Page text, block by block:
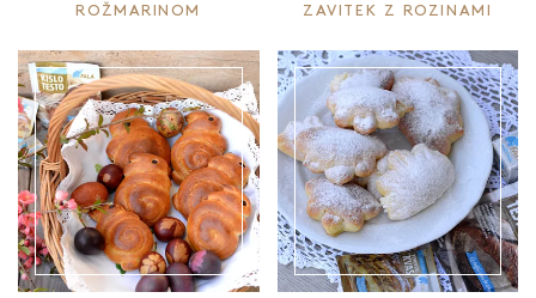
ROŽMARINOM
ZAVITEK Z ROZINAMI